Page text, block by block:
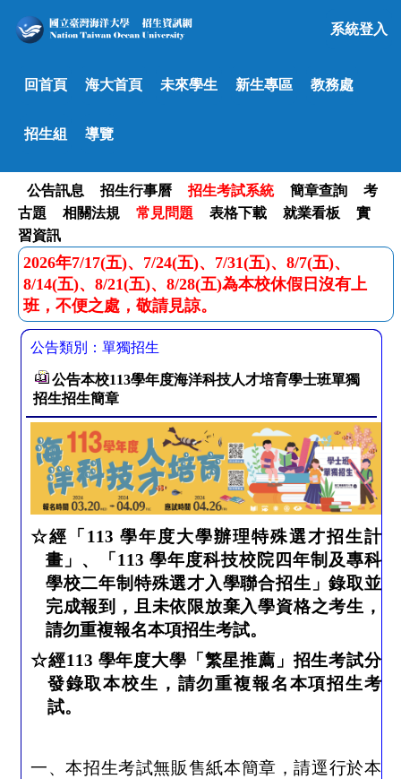
回首頁 海大首頁 未來學生 新生專區 教務處
招生組 導覽
系統登入
公告訊息 招生行事曆 招生考試系統 簡章查詢
考
古題
相關法規 常見問題 表格下載 就業看板
實
習資訊
2026年7/17(五)、7/24(五)、7/31(五)、8/7(五)、
8/14(五)、8/21(五)、8/28(五)為本校休假日沒有上
班，不便之處，敬請見諒。
公告類別：單獨招生
公告本校113學年度海洋科技人才培育學士班單獨
招生招生簡章
☆經「 113學年度大學辦理特殊選才招生計
畫」、「 113 學年度科技校院四年制及專科
學校二年制特殊選才入學聯合招生」錄取並
完成報到，且未依限放棄入學資格之考生，
請勿重複報名本項招生考試。
☆經113 學年度大學「繁星推薦」招生考試分
發錄取本校生，請勿重複報名本項招生考
試。
一、本招生考試無販售紙本簡章，請逕行於本